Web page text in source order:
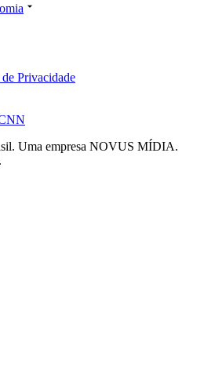
Privacidade
Uma empresa NOVUS MÍDIA.